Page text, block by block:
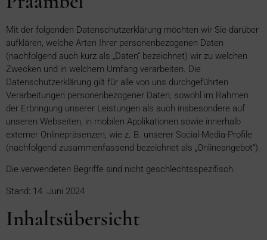
Mit der folgenden Datenschutzerklärung möchten wir Sie darüber
aufklären, welche Arten Ihrer personenbezogenen Daten
(nachfolgend auch kurz als „Daten“ bezeichnet) wir zu welchen
Zwecken und in welchem Umfang verarbeiten. Die
Datenschutzerklärung gilt für alle von uns durchgeführten
Verarbeitungen personenbezogener Daten, sowohl im Rahmen
der Erbringung unserer Leistungen als auch insbesondere auf
unseren Webseiten, in mobilen Applikationen sowie innerhalb
externer Onlinepräsenzen, wie z. B. unserer Social-Media-Profile
(nachfolgend zusammenfassend bezeichnet als „Onlineangebot“).
Die verwendeten Begriffe sind nicht geschlechtsspezifisch.
Stand: 14. Juni 2024
Inhaltsübersicht